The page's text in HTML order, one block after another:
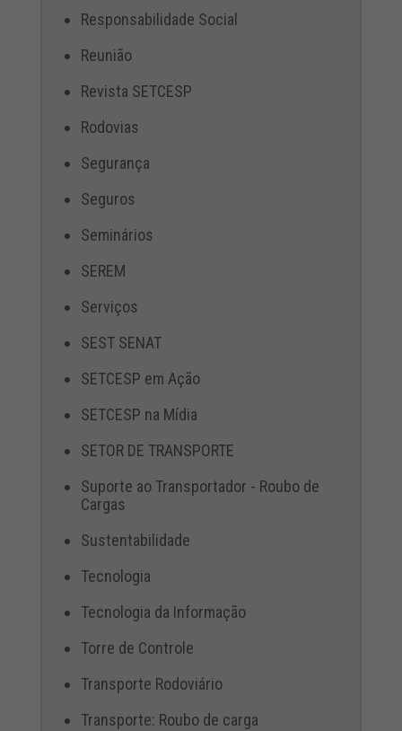
Responsabilidade Social
Reunião
Revista SETCESP
Rodovias
Segurança
Seguros
Seminários
SEREM
Serviços
SEST SENAT
SETCESP em Ação
SETCESP na Mídia
SETOR DE TRANSPORTE
Suporte ao Transportador - Roubo de
Cargas
Sustentabilidade
Tecnologia
Tecnologia da Informação
Torre de Controle
Transporte Rodoviário
Transporte: Roubo de carga